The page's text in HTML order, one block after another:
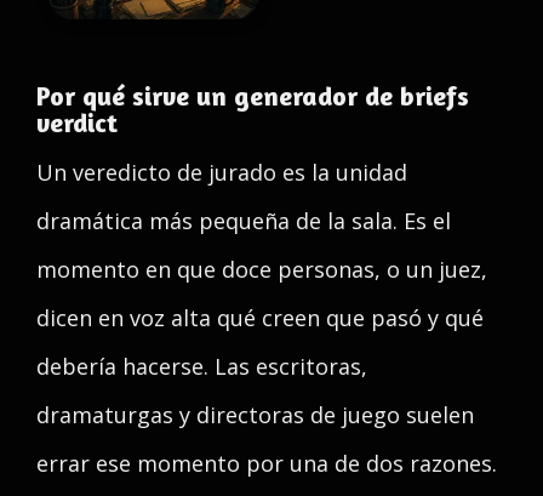
Por qué sirve un generador de briefs
verdict
Un veredicto de jurado es la unidad
dramática más pequeña de la sala. Es el
momento en que doce personas, o un juez,
dicen en voz alta qué creen que pasó y qué
debería hacerse. Las escritoras,
dramaturgas y directoras de juego suelen
errar ese momento por una de dos razones.